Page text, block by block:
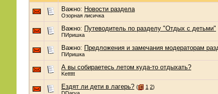
Важно: Новости раздела
Озорная лисичка
Важно: Путеводитель по разделу "Отдых с детьми"
ПИришка
Важно: Предложения и замечания модераторам
ПИришка
А вы собираетесь летом куда-то отдыхать?
Kettttt
Ездят ли дети в лагерь? ( 1 2)